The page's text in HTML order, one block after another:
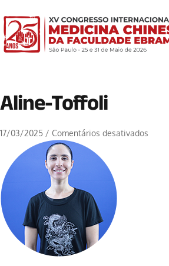
Aline-Toffoli
17/03/2025 / Comentários desativados